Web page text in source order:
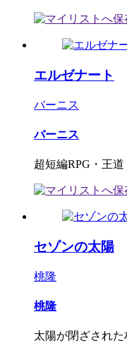
エルゼナート
バーニス
バーニス
超短編RPG・王道
セゾンの太陽
桃隆
桃隆
太陽が閉ざされ